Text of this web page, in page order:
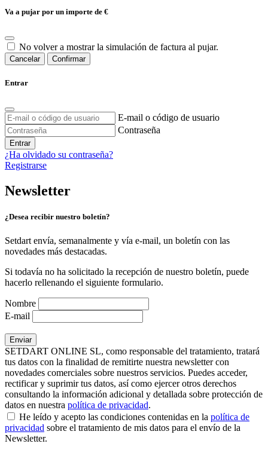
Va a pujar por un importe de €
No volver a mostrar la simulación de factura al pujar.
Cancelar Confirmar
Entrar
E-mail o código de usuario
Contraseña
Entrar
¿Ha olvidado su contraseña?
Registrarse
Newsletter
¿Desea recibir nuestro boletín?
Setdart envía, semanalmente y vía e-mail, un boletín con las
novedades más destacadas.
Si todavía no ha solicitado la recepción de nuestro boletín, puede
hacerlo rellenando el siguiente formulario.
Nombre
E-mail
SETDART ONLINE SL, como responsable del tratamiento, tratará
tus datos con la finalidad de remitirte nuestra newsletter con
novedades comerciales sobre nuestros servicios. Puedes acceder,
rectificar y suprimir tus datos, así como ejercer otros derechos
consultando la información adicional y detallada sobre protección de
datos en nuestra política de privacidad.
He leído y acepto las condiciones contenidas en la política de
privacidad sobre el tratamiento de mis datos para el envío de la
Newsletter.